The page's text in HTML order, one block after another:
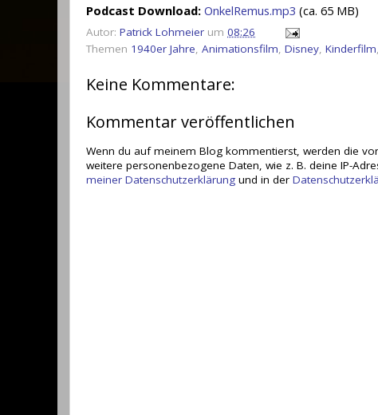
Podcast Download: OnkelRemus.mp3 (ca. 65 MB)
Autor: Patrick Lohmeier um 08:26
Themen 1940er Jahre, Animationsfilm, Disney, Kinderfilm,
Keine Kommentare:
Kommentar veröffentlichen
Wenn du auf meinem Blog kommentierst, werden die
weitere personenbezogene Daten, wie z. B. deine IP-
meiner Datenschutzerklärung und in der